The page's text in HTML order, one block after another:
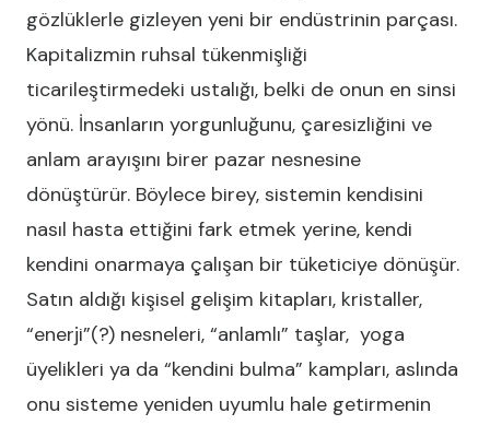
gözlüklerle gizleyen yeni bir endüstrinin parçası.
Kapitalizmin ruhsal tükenmişliği
ticarileştirmedeki ustalığı, belki de onun en sinsi
yönü. İnsanların yorgunluğunu, çaresizliğini ve
anlam arayışını birer pazar nesnesine
dönüştürür. Böylece birey, sistemin kendisini
nasıl hasta ettiğini fark etmek yerine, kendi
kendini onarmaya çalışan bir tüketiciye dönüşür.
Satın aldığı kişisel gelişim kitapları, kristaller,
“enerji”(?) nesneleri, “anlamlı” taşlar, yoga
üyelikleri ya da “kendini bulma” kampları, aslında
onu sisteme yeniden uyumlu hale getirmenin